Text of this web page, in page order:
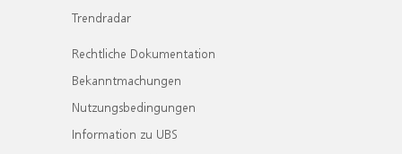
Trendradar
Rechtliche Dokumentation
Bekanntmachungen
Nutzungsbedingungen
Information zu UBS